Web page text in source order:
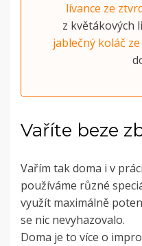
lívance ze
z květákových
jablečný koláč
Vaříte beze
Vařím tak doma i v
používáme různé
využít maximálně
se nic nevyhazovalo.
Doma je to více o